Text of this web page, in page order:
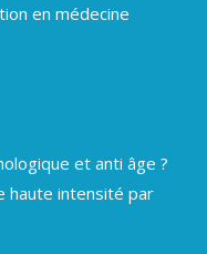
en médecine
et anti âge ?
haute intensité par